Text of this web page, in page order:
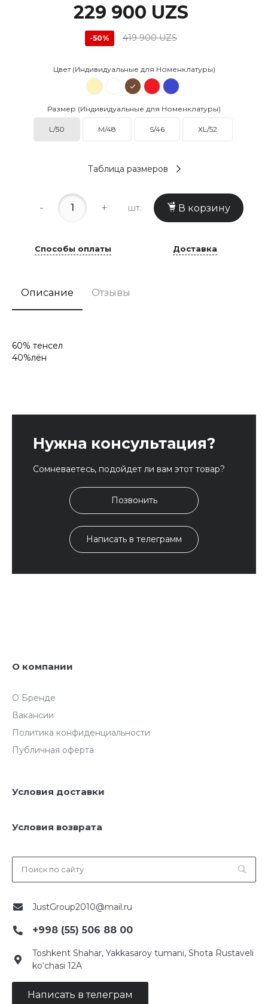
229 900 UZS
-50% 419 900 UZS
Цвет (Индивидуальные для Номенклатуры)
Размер (Индивидуальные для Номенклатуры)
L/50 M/48 S/46 XL/52
Таблица размеров
- + шт. В корзину
Способы оплаты Доставка
Описание Отзывы
60% тенсел
40%лён
Нужна консультация?
Сомневаетесь, подойдет ли вам этот товар?
Позвонить
Написать в телеграмм
О компании
О Бренде
Вакансии
Политика конфиденциальности
Публичная оферта
Условия доставки
Условия возврата
JustGroup2010@mail.ru
+998 (55) 506 88 00
Toshkent Shahar, Yakkasaroy tumani, Shota Rustaveli
ko‘chasi 12A
Написать в телеграм